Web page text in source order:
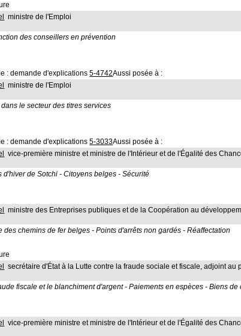
ministre de l'Emploi
des conseillers en prévention
: demande d'explications5-4742Aussi posée à :
ministre de l'Emploi
le secteur des titres services
: demande d'explications5-3033Aussi posée à :
vice-première ministre et ministre de l'Intérieur et de l'Égalité des
d'hiver de Sotchi - Citoyens belges - Sécurité
ministre des Entreprises publiques et de la Coopération au
des chemins de fer belges - Points d'arrêts non gardés - Réaffectation
secrétaire d'État à la Lutte contre la fraude sociale et fiscale, adjoint au
fiscale et le blanchiment d'argent - Paiements en espèces - Biens
vice-première ministre et ministre de l'Intérieur et de l'Égalité des